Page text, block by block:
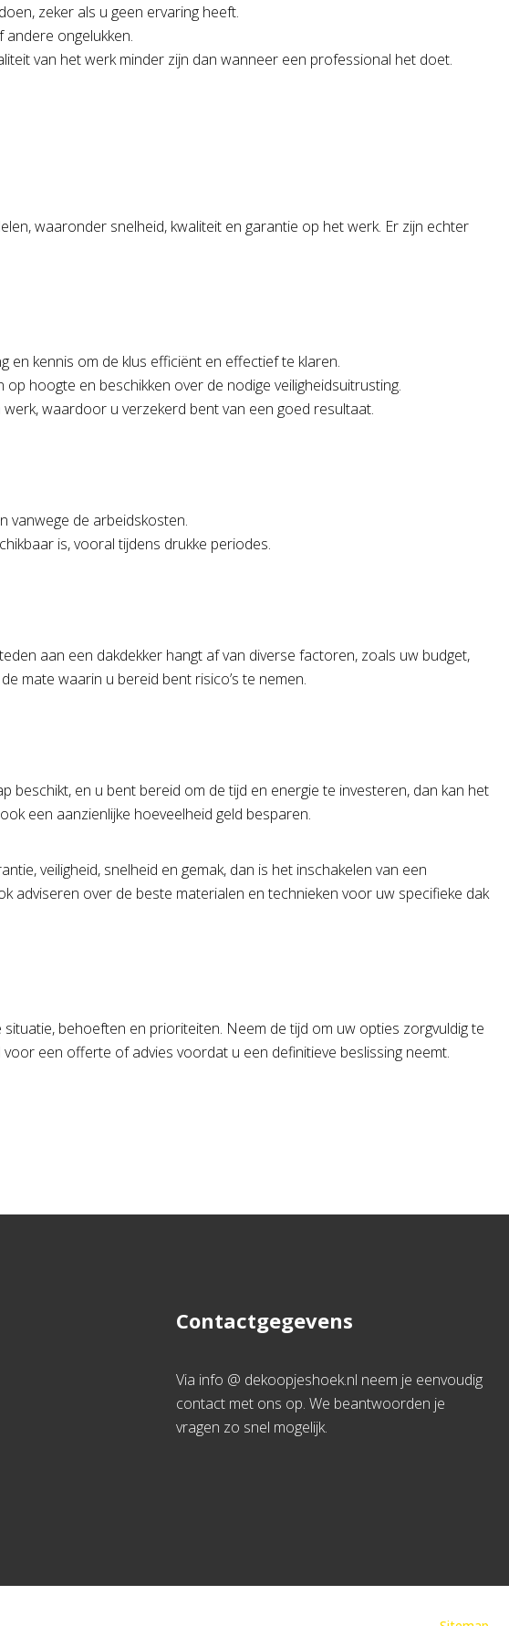
zeker als u geen ervaring heeft.
andere ongelukken.
van het werk minder zijn dan wanneer een professional het doet.
waaronder snelheid, kwaliteit en garantie op het werk. Er zijn echter
en kennis om de klus efficiënt en effectief te klaren.
hoogte en beschikken over de nodige veiligheidsuitrusting.
waardoor u verzekerd bent van een goed resultaat.
vanwege de arbeidskosten.
is, vooral tijdens drukke periodes.
aan een dakdekker hangt af van diverse factoren, zoals uw budget,
mate waarin u bereid bent risico’s te nemen.
beschikt, en u bent bereid om de tijd en energie te investeren, dan kan het
een aanzienlijke hoeveelheid geld besparen.
veiligheid, snelheid en gemak, dan is het inschakelen van een
adviseren over de beste materialen en technieken voor uw specifieke dak
behoeften en prioriteiten. Neem de tijd om uw opties zorgvuldig te
een offerte of advies voordat u een definitieve beslissing neemt.
Contactgegevens
Via info @ dekoopjeshoek.nl neem je eenvoudig
contact met ons op. We beantwoorden je
vragen zo snel mogelijk.